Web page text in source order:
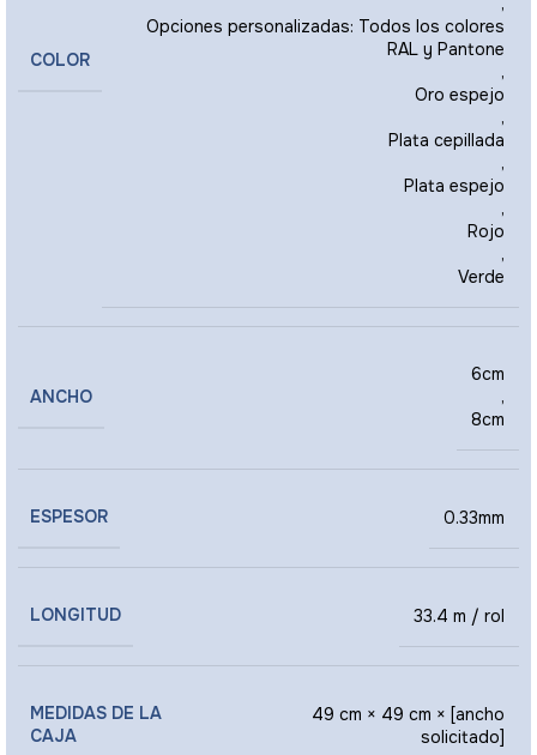
COLOR
Opciones personalizadas: Todos los colores
RAL y Pantone
,
Oro espejo
,
Plata cepillada
,
Plata espejo
,
Rojo
,
Verde
ANCHO
6cm
,
8cm
ESPESOR 0.33mm
LONGITUD 33.4 m / rol
MEDIDAS DE LA
CAJA
49 cm × 49 cm × [ancho
solicitado]